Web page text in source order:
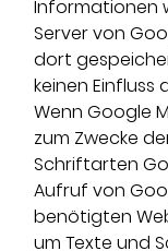
Informationen
Server von
dort
keinen
Wenn Google
zum Zwecke
Schriftarten
Aufruf von
benötigten
um Texte und